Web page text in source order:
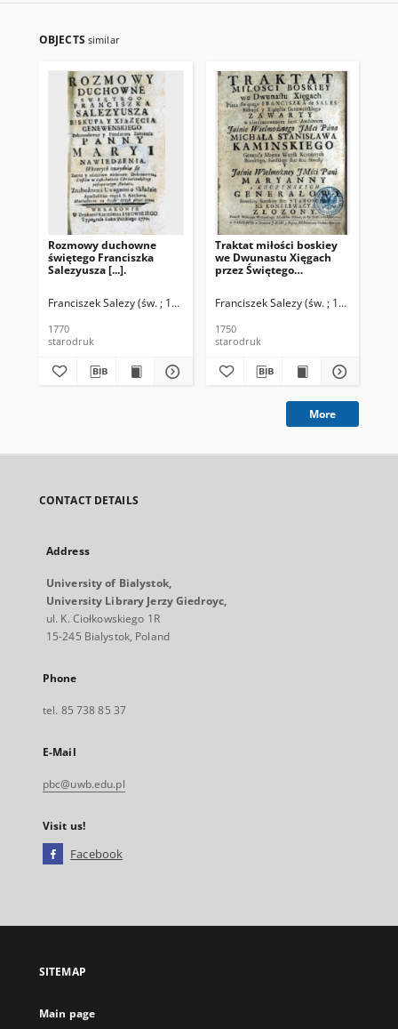
OBJECTS similar
Rozmowy duchowne
świętego Franciszka
Salezyusza [...].
Franciszek Salezy (św. ; 1567-1622)
1770
starodruk
Traktat miłości boskiey
we Dwunastu Xięgach
przez Świętego
Franciszek Salezy (św. ; 1567-1622)
1750
starodruk
More
CONTACT DETAILS
Address
University of Bialystok,
University Library Jerzy Giedroyc,
ul. K. Ciołkowskiego 1R
15-245 Bialystok, Poland
Phone
tel. 85 738 85 37
E-Mail
pbc@uwb.edu.pl
Visit us!
Facebook
open
new
SITEMAP
Main page